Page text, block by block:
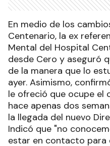
En medio de los
Centenario, la ex
Mental del Hospital
desde Cero y aseguró
de la manera que lo
ayer. Asimismo,
le ofreció que ocupe el
hace apenas dos
la llegada del nuevo
Indicó que "no
estar en contacto